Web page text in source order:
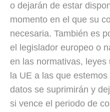
o dejarán de estar
momento en el que su
necesaria. También es
el legislador europeo o
en las normativas,
la UE a las que
datos se suprimirán y
si vence el periodo de